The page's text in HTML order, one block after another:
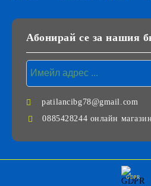
Абонирай се за нашия
patilancibg78@gmail.com
0885428244 онлайн магазин
GDPR